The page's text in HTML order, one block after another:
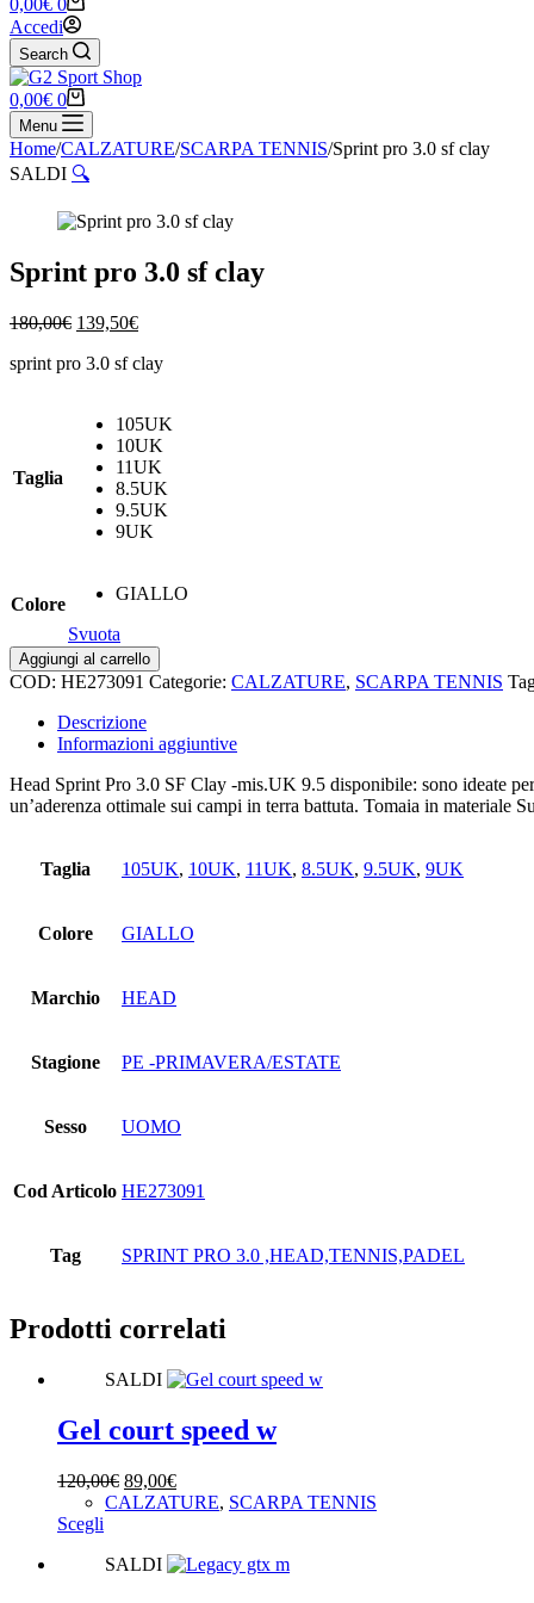
0,00€ 0
Accedi
Search
Carrello
0,00€ 0
Menu
Home/CALZATURE/SCARPA TENNIS/Sprint pro 3.0 sf clay
SALDI 🔍
Sprint pro 3.0 sf clay
180,00€ Il
originale
139,50€Il
attuale
sprint pro 3.0 sf clay
Taglia
105UK
10UK
11UK
8.5UK
9.5UK
9UK
Colore
GIALLO
Svuota
Sprint
pro
clay
Aggiungi al carrello
COD: HE273091 Categorie: CALZATURE, SCARPA TENNIS
Descrizione
Informazioni aggiuntive
Head Sprint Pro 3.0 SF Clay -mis.UK 9.5 disponibile: sono ideate
un’aderenza ottimale sui campi in terra battuta. Tomaia in materiale
Taglia 105UK, 10UK, 11UK, 8.5UK, 9.5UK, 9UK
Colore GIALLO
Marchio HEAD
Stagione PE -PRIMAVERA/ESTATE
Sesso UOMO
Cod Articolo HE273091
Tag SPRINT PRO 3.0 ,HEAD,TENNIS,PADEL
Prodotti correlati
SALDI
Gel court speed w
120,00€ Il
prezzo
120,00€.
89,00€Il
prezzo
89,00€.
CALZATURE, SCARPA TENNIS
Scegli
ha
SALDI